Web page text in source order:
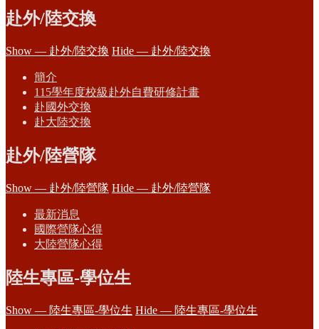
赴外/陸交換
Show — 赴外/陸交換 Hide — 赴外/陸交換
簡介
115學年度校級赴外自費研修計畫
赴國外交換
赴大陸交換
赴外/陸營隊
Show — 赴外/陸營隊 Hide — 赴外/陸營隊
最新消息
國際營隊心得
大陸營隊心得
陸生專區-學位生
Show — 陸生專區-學位生 Hide — 陸生專區-學位生